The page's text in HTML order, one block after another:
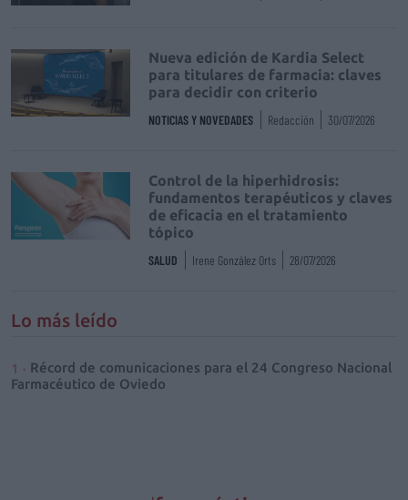
Nueva edición de Kardia Select
para titulares de farmacia: claves
para decidir con criterio
NOTICIAS Y NOVEDADES Redacción 30/07/2026
Control de la hiperhidrosis:
fundamentos terapéuticos y claves
de eficacia en el tratamiento
tópico
SALUD Irene González Orts 28/07/2026
Lo más leído
Récord de comunicaciones para el 24 Congreso Nacional
Farmacéutico de Oviedo